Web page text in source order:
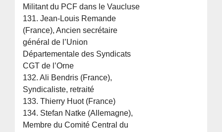
Militant du PCF dans le Vaucluse
131. Jean-Louis Remande
(France), Ancien secrétaire
général de l’Union
Départementale des Syndicats
CGT de l’Orne
132. Ali Bendris (France),
Syndicaliste, retraité
133. Thierry Huot (France)
134. Stefan Natke (Allemagne),
Membre du Comité Central du